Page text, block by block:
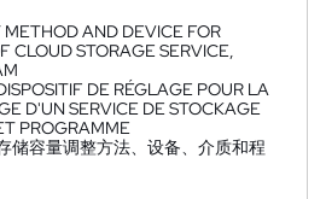
AND DEVICE FOR
CLOUD STORAGE SERVICE,
DE RÉGLAGE POUR LA
D'UN SERVICE DE STOCKAGE
PROGRAMME
储容量调整方法、设备、介质和程